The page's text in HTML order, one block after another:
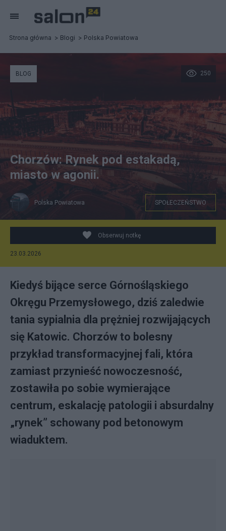
Strona główna Blogi Polska Powiatowa
250
BLOG
Chorzów: Rynek pod estakadą,
miasto w agonii.
Polska Powiatowa SPOŁECZEŃSTWO
Obserwuj notkę
23.03.2026
Kiedyś bijące serce Górnośląskiego
Okręgu Przemysłowego, dziś zaledwie
tania sypialnia dla prężniej rozwijających
się Katowic. Chorzów to bolesny
przykład transformacyjnej fali, która
zamiast przynieść nowoczesność,
zostawiła po sobie wymierające
centrum, eskalację patologii i absurdalny
„rynek” schowany pod betonowym
wiaduktem.